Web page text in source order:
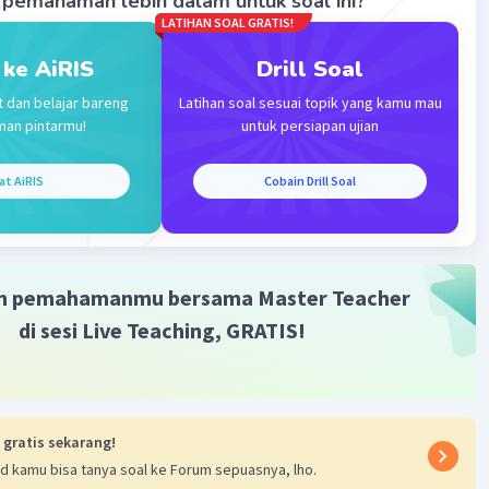
garis mendatar pada selubung luar yang berimpit
mendatar pada skala utama. Garis tersebut adalah garis
adalah :
mm
pengukuran mikrometer sekrup tersebut adalah 3,77 mm.
Iklan
AiRIS
dan belajar bareng
pintarmu!
AiRIS
LATIHAN SOAL GRATIS!
Drill Soal
Latihan soal sesuai topik yang kamu mau
untuk persiapan ujian
Cobain Drill Soal
pemahamanmu bersama Master Teacher
di sesi Live Teaching, GRATIS!
gratis sekarang!
kamu bisa tanya soal ke Forum sepuasnya, lho.